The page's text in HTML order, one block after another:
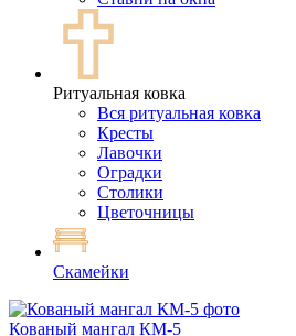
Ритуальная ковка
Вся ритуальная ковка
Кресты
Лавочки
Оградки
Столики
Цветочницы
Скамейки
Кованый мангал КМ-5